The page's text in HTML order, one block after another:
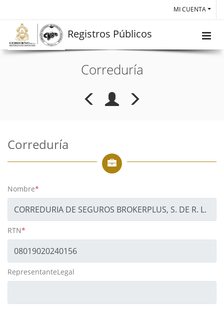
MI CUENTA
Registros Públicos
Correduría
Correduría
Nombre*
RTN*
RepresentanteLegal